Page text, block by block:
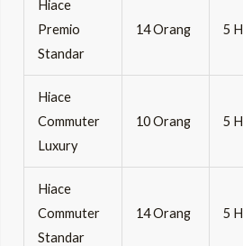
Hiace
Premio
Standar
14 Orang 5
Hiace
Commuter
Luxury
10 Orang 5
Hiace
Commuter
Standar
14 Orang 5